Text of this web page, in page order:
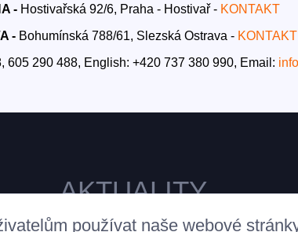
- Hostivařská 92/6, Praha - Hostivař - KONTAKT
- Bohumínská 788/61, Slezská Ostrava - KONTAKT
605 290 488, English: +420 737 380 990, Email:
AKTUALITY
používat naše webové